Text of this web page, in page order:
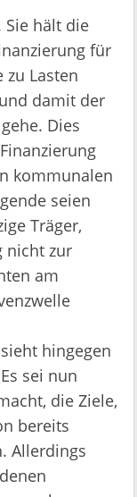
Sie hält die
für
zu Lasten
damit der
Dies
kommunalen
seien
Träger,
nicht zur
am
hingegen
sei nun
die Ziele,
bereits
Allerdings